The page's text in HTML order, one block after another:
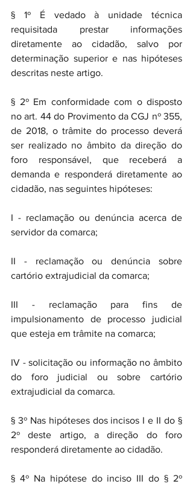
§ 1º É vedado à unidade técnica
requisitada prestar informações
diretamente ao cidadão, salvo por
determinação superior e nas hipóteses
descritas neste artigo.
§ 2º Em conformidade com o disposto
no art. 44 do Provimento da CGJ nº 355,
de 2018, o trâmite do processo deverá
ser realizado no âmbito da direção do
foro responsável, que receberá a
demanda e responderá diretamente ao
cidadão, nas seguintes hipóteses:
I - reclamação ou denúncia acerca de
servidor da comarca;
II - reclamação ou denúncia sobre
cartório extrajudicial da comarca;
III - reclamação para fins de
impulsionamento de processo judicial
que esteja em trâmite na comarca;
IV - solicitação ou informação no âmbito
do foro judicial ou sobre cartório
extrajudicial da comarca.
§ 3º Nas hipóteses dos incisos I e II do §
2º deste artigo, a direção do foro
responderá diretamente ao cidadão.
§ 4º Na hipótese do inciso III do § 2º